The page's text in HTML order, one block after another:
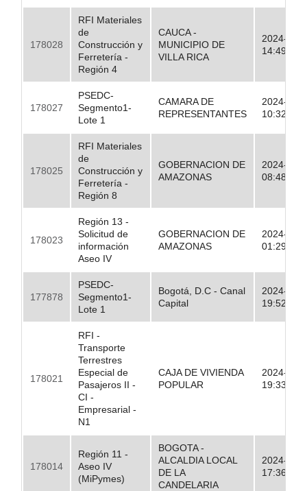
178028
RFI Materiales
de
Construcción y
Ferretería -
Región 4
CAUCA -
MUNICIPIO DE
VILLA RICA
2024-09-
178027
PSEDC-
Segmento1-
Lote 1
CAMARA DE
REPRESENTANTES
2024-09-
178025
RFI Materiales
de
Construcción y
Ferretería -
Región 8
GOBERNACION DE
AMAZONAS
2024-09-
178023
Región 13 -
Solicitud de
información
Aseo IV
GOBERNACION DE
AMAZONAS
2024-09-
177878
PSEDC-
Segmento1-
Lote 1
Bogotá, D.C - Canal
Capital
2024-09-
178021
RFI -
Transporte
Terrestres
Especial de
Pasajeros II -
CI -
Empresarial -
N1
CAJA DE VIVIENDA
POPULAR
2024-09-
178014
Región 11 -
Aseo IV
(MiPymes)
BOGOTA -
ALCALDIA LOCAL
DE LA
CANDELARIA
2024-09-